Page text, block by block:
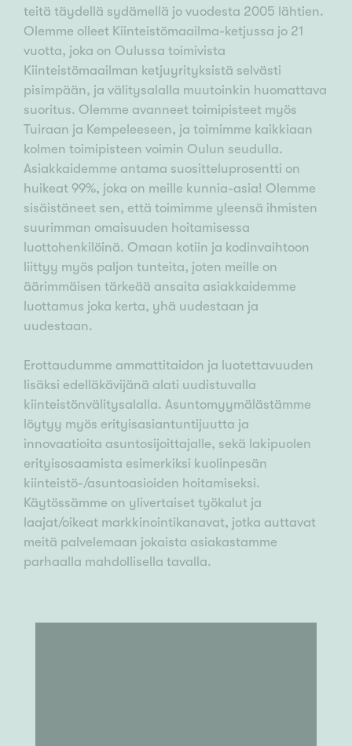
teitä täydellä sydämellä jo vuodesta 2005 lähtien.
Olemme olleet Kiinteistömaailma-ketjussa jo 21
vuotta, joka on Oulussa toimivista
Kiinteistömaailman ketjuyrityksistä selvästi
pisimpään, ja välitysalalla muutoinkin huomattava
suoritus. Olemme avanneet toimipisteet myös
Tuiraan ja Kempeleeseen, ja toimimme kaikkiaan
kolmen toimipisteen voimin Oulun seudulla.
Asiakkaidemme antama suositteluprosentti on
huikeat 99%, joka on meille kunnia-asia! Olemme
sisäistäneet sen, että toimimme yleensä ihmisten
suurimman omaisuuden hoitamisessa
luottohenkilöinä. Omaan kotiin ja kodinvaihtoon
liittyy myös paljon tunteita, joten meille on
äärimmäisen tärkeää ansaita asiakkaidemme
luottamus joka kerta, yhä uudestaan ja
uudestaan.
Erottaudumme ammattitaidon ja luotettavuuden
lisäksi edelläkävijänä alati uudistuvalla
kiinteistönvälitysalalla. Asuntomyymälästämme
löytyy myös erityisasiantuntijuutta ja
innovaatioita asuntosijoittajalle, sekä lakipuolen
erityisosaamista esimerkiksi kuolinpesän
kiinteistö-/asuntoasioiden hoitamiseksi.
Käytössämme on ylivertaiset työkalut ja
laajat/oikeat markkinointikanavat, jotka auttavat
meitä palvelemaan jokaista asiakastamme
parhaalla mahdollisella tavalla.